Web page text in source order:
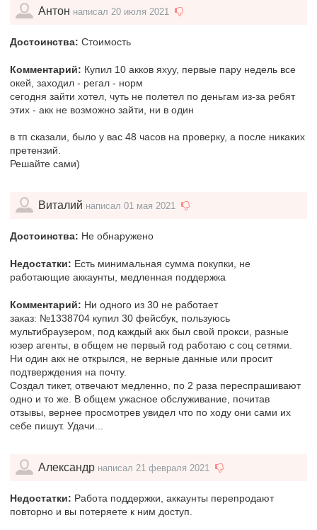
Антон написал 20 июля 2021
Достоинства: Стоимость
Комментарий: Купил 10 акков яхуу, первые пару недель все
окей, заходил - регал - норм
сегодня зайти хотел, чуть не полетел по деньгам из-за ребят
этих - акк не возможно зайти, ни в один
в тп сказали, было у вас 48 часов на проверку, а после никаких
претензий.
Решайте сами)
Виталий написал 01 мая 2021
Достоинства: Не обнаружено
Недостатки: Есть минимальная сумма покупки, не
работающие аккаунты, медленная поддержка
Комментарий: Ни одного из 30 не работает
заказ: №1338704 купил 30 фейсбук, пользуюсь
мультибраузером, под каждый акк был свой прокси, разные
юзер агенты, в общем не первый год работаю с соц сетями.
Ни один акк не открылся, не верные данные или просит
подтверждения на почту.
Создал тикет, отвечают медленно, по 2 раза переспрашивают
одно и то же. В общем ужасное обслуживание, почитав
отзывы, вернее просмотрев увидел что по ходу они сами их
себе пишут. Удачи...
Александр написал 21 февраля 2021
Недостатки: Работа поддержки, аккаунты перепродают
повторно и вы потеряете к ним доступ.